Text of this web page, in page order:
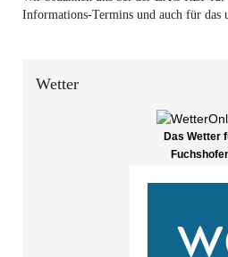
Informations-Termins und auch für das
Wetter
Das Wetter